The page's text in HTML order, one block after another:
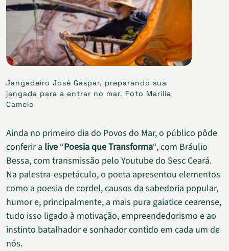
Jangadeiro José Gaspar, preparando sua
jangada para a entrar no mar. Foto Marília
Camelo
Ainda no primeiro dia do Povos do Mar, o público pôde
conferir a live “Poesia que Transforma“, com Bráulio
Bessa, com transmissão pelo Youtube do Sesc Ceará.
Na palestra-espetáculo, o poeta apresentou elementos
como a poesia de cordel, causos da sabedoria popular,
humor e, principalmente, a mais pura gaiatice cearense,
tudo isso ligado à motivação, empreendedorismo e ao
instinto batalhador e sonhador contido em cada um de
nós.